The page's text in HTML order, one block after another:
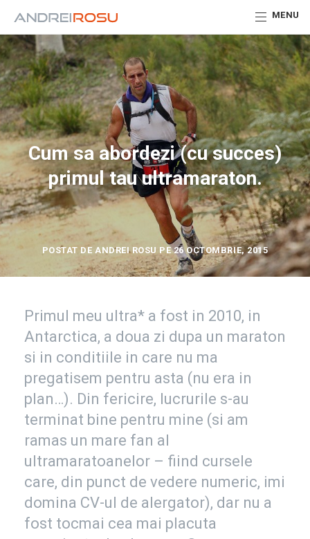
MENU
Cum sa abordezi (cu succes)
primul tau ultramaraton.
POSTAT DE ANDREI ROSU PE 26 OCTOMBRIE, 2015
Primul meu ultra* a fost in 2010, in
Antarctica, a doua zi dupa un maraton
si in conditiile in care nu ma
pregatisem pentru asta (nu era in
plan…). Din fericire, lucrurile s-au
terminat bine pentru mine (si am
ramas un mare fan al
ultramaratoanelor – fiind cursele
care, din punct de vedere numeric, imi
domina CV-ul de alergator), dar nu a
fost tocmai cea mai placuta